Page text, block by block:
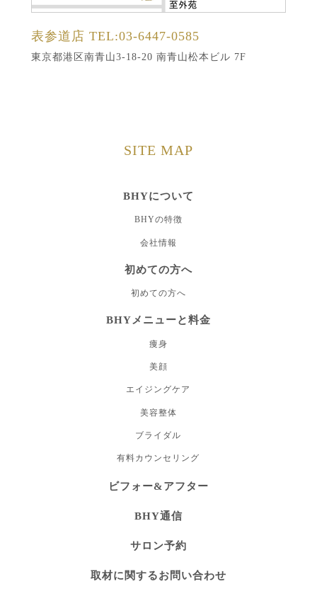
表参道店 TEL:03-6447-0585
東京都港区南青山3-18-20 南青山松本ビル 7F
SITE MAP
BHYについて
BHYの特徴
会社情報
初めての方へ
初めての方へ
BHYメニューと料金
痩身
美顔
エイジングケア
美容整体
ブライダル
有料カウンセリング
ビフォー&アフター
BHY通信
サロン予約
取材に関するお問い合わせ